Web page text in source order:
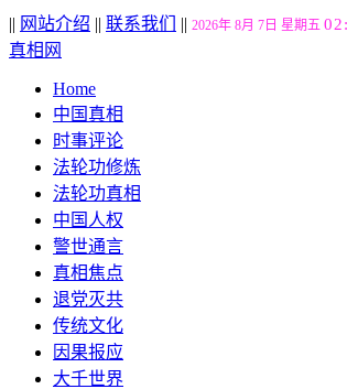
|| 网站介绍 || 联系我们 || 2026年 8月 7日 星期五
真相网
Home
中国真相
时事评论
法轮功修炼
法轮功真相
中国人权
警世通言
真相焦点
退党灭共
传统文化
因果报应
大千世界